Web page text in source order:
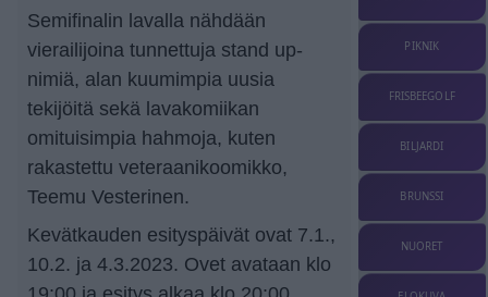
Semifinalin lavalla nähdään
vierailijoina tunnettuja stand up-
nimiä, alan kuumimpia uusia
tekijöitä sekä lavakomiikan
omituisimpia hahmoja, kuten
rakastettu veteraanikoomikko,
Teemu Vesterinen.
Kevätkauden esityspäivät ovat 7.1.,
10.2. ja 4.3.2023. Ovet avataan klo
PIKNIK
FRISBEEGOLF
BILJARDI
BRUNSSI
NUORET